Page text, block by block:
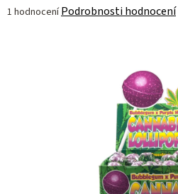
Průměrné
1 hodnocení Podrobnosti hodnocení